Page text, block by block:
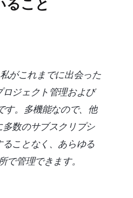
がこれまでに出会った
ロジェクト管理および
す。多機能なので、他
数のサブスクリプシ
ることなく、あらゆる
で管理できます。